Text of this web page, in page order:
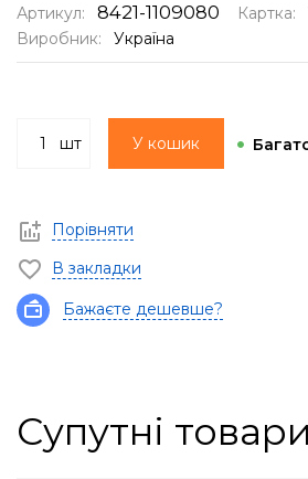
Артикул: 8421-1109080 Картка:
Виробник:
Україна
шт У кошик
Порівняти
В закладки
Бажаєте дешевше?
Супутні товари